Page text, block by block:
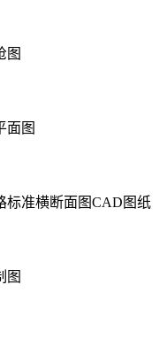
图
面图
标准横断面图CAD图纸
图